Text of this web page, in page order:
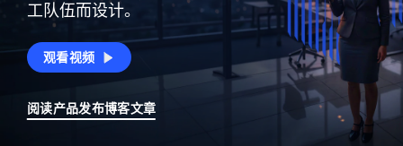
工队伍而设计。
观看视频
阅读产品发布博客文章